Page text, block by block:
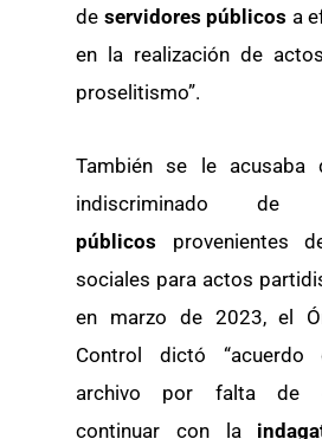
de servidores públicos a
en la realización de
proselitismo”.
También se le acusaba
indiscriminado
públicos provenientes
sociales para actos
en marzo de 2023, el
Control dictó
archivo por falta de
continuar con la